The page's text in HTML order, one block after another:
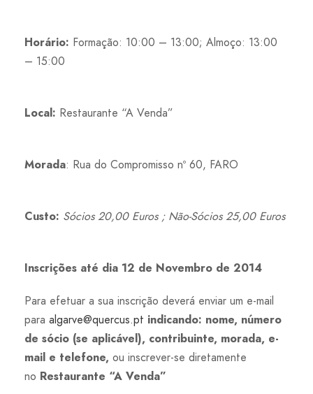
Horário: Formação: 10:00 – 13:00; Almoço: 13:00
– 15:00
Local: Restaurante “A Venda”
Morada: Rua do Compromisso nº 60, FARO
Custo: Sócios 20,00 Euros ; Não-Sócios 25,00 Euros
Inscrições até dia 12 de Novembro de 2014
Para efetuar a sua inscrição deverá enviar um e-mail
para algarve@quercus.pt indicando: nome, número
de sócio (se aplicável), contribuinte, morada, e-
mail e telefone, ou inscrever-se diretamente
no Restaurante “A Venda”